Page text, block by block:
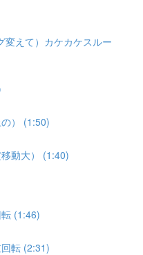
変えて）カケカケスルー
） (1:50)
動大） (1:40)
(1:46)
転 (2:31)